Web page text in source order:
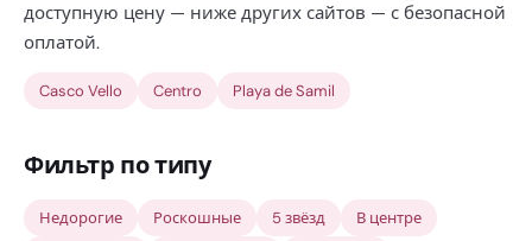
доступную цену — ниже других сайтов — с безопасной
оплатой.
Casco Vello Centro Playa de Samil
Фильтр по типу
Недорогие Роскошные 5 звёзд
В центре